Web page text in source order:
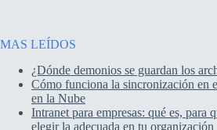
MAS LEÍDOS
¿Dónde demonios se guardan los
Cómo funciona la sincronización en
en la Nube
Intranet para empresas: qué es, para
elegir la adecuada en tu organización